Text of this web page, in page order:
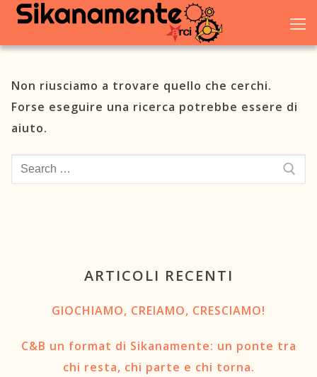
Vai
contenuto
Home
Non riusciamo a trovare quello che cerchi.
Forse eseguire una ricerca potrebbe essere di
aiuto.
Cerca:
ARTICOLI RECENTI
GIOCHIAMO, CREIAMO, CRESCIAMO!
C&B un format di Sikanamente: un ponte tra
chi resta, chi parte e chi torna.